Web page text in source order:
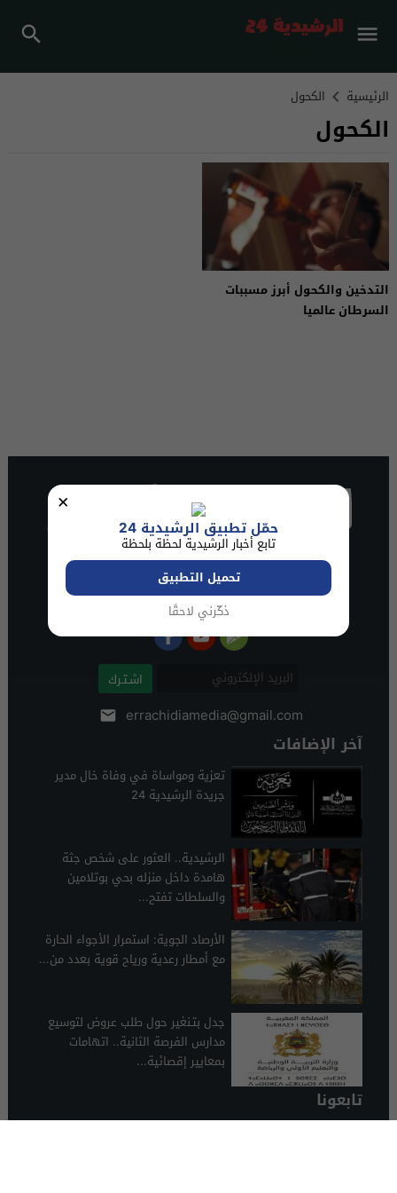
الرئيسية الكحول
الكحول
التدخين والكحول أبرز مسببات
السرطان عالميا
اشـتـرك
errachidiamedia@gmail.com
آخر الإضافات
تعزية ومواساة في وفاة خال مدير
جريدة الرشيدية 24
الرشيدية.. العثور على شخص جثة
هامدة داخل منزله بحي بوتلامين
والسلطات تفتح...
الأرصاد الجوية: استمرار الأجواء الحارة
مع أمطار رعدية ورياح قوية بعدد من...
جدل بتـنغير حول طلب عروض لتوسيع
مدارس الفرصة الثانية.. اتهامات
بمعايير إقصائية...
تابعونا
×
حمّل تطبيق الرشيدية 24
تابع أخبار الرشيدية لحظة بلحظة
تحميل التطبيق
ذكّرني لاحقًا